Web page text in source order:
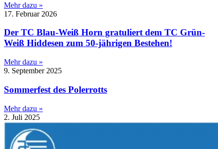
Mehr dazu »
17. Februar 2026
Der TC Blau-Weiß Horn gratuliert dem TC Grün-
Weiß Hiddesen zum 50-jährigen Bestehen!
Mehr dazu »
9. September 2025
Sommerfest des Polerrotts
Mehr dazu »
2. Juli 2025